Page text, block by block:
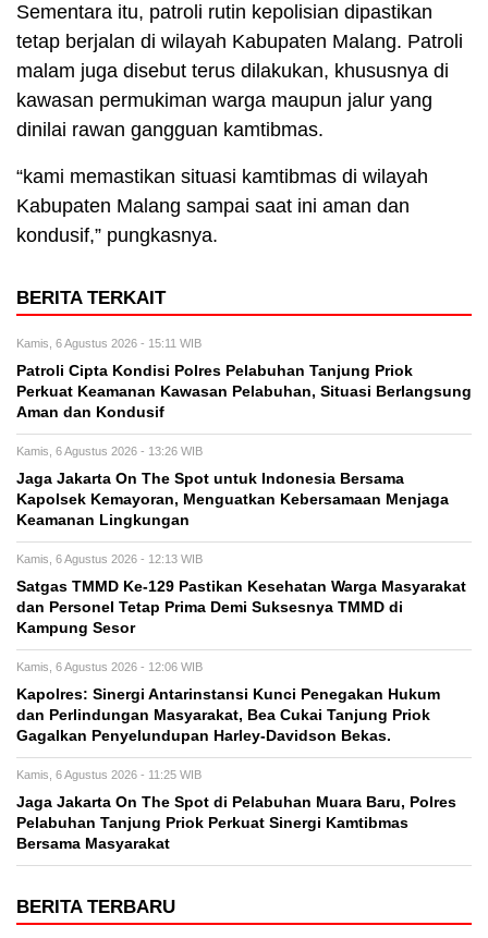
Sementara itu, patroli rutin kepolisian dipastikan
tetap berjalan di wilayah Kabupaten Malang. Patroli
malam juga disebut terus dilakukan, khususnya di
kawasan permukiman warga maupun jalur yang
dinilai rawan gangguan kamtibmas.
“kami memastikan situasi kamtibmas di wilayah
Kabupaten Malang sampai saat ini aman dan
kondusif,” pungkasnya.
BERITA TERKAIT
Kamis, 6 Agustus 2026 - 15:11 WIB
Patroli Cipta Kondisi Polres Pelabuhan Tanjung Priok
Perkuat Keamanan Kawasan Pelabuhan, Situasi Berlangsung
Aman dan Kondusif
Kamis, 6 Agustus 2026 - 13:26 WIB
Jaga Jakarta On The Spot untuk Indonesia Bersama
Kapolsek Kemayoran, Menguatkan Kebersamaan Menjaga
Keamanan Lingkungan
Kamis, 6 Agustus 2026 - 12:13 WIB
Satgas TMMD Ke-129 Pastikan Kesehatan Warga Masyarakat
dan Personel Tetap Prima Demi Suksesnya TMMD di
Kampung Sesor
Kamis, 6 Agustus 2026 - 12:06 WIB
Kapolres: Sinergi Antarinstansi Kunci Penegakan Hukum
dan Perlindungan Masyarakat, Bea Cukai Tanjung Priok
Gagalkan Penyelundupan Harley-Davidson Bekas.
Kamis, 6 Agustus 2026 - 11:25 WIB
Jaga Jakarta On The Spot di Pelabuhan Muara Baru, Polres
Pelabuhan Tanjung Priok Perkuat Sinergi Kamtibmas
Bersama Masyarakat
BERITA TERBARU